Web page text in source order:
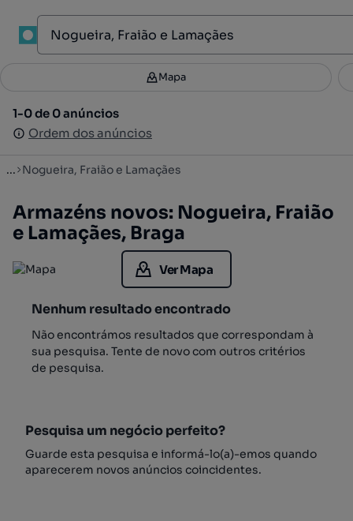
Filtros 3
1-0 de 0 anúncios
Ordem dos anúncios
Mapa
1-0 de 0 anúncios
Ordem dos anúncios
... Nogueira, Fraião e Lamaçães
Armazéns novos: Nogueira, Fraião
e Lamaçães, Braga
Ver Mapa
Nenhum resultado encontrado
Não encontrámos resultados que correspondam à
sua pesquisa. Tente de novo com outros critérios
de pesquisa.
Pesquisa um negócio perfeito?
Guarde esta pesquisa e informá-lo(a)-emos quando
aparecerem novos anúncios coincidentes.